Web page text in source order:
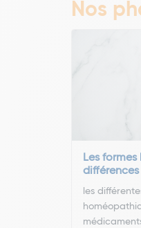
Nos
Les
différences
les